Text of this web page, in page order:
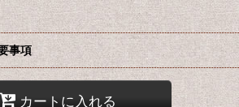
事項
カートに入れる